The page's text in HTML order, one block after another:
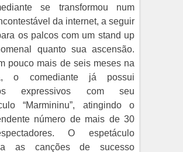
se transformou num
da internet, a seguir
os palcos com um stand up
quanto sua ascensão.
pouco mais de seis meses na
o comediante já possui
expressivos com seu
“Marmininu”, atingindo o
número de mais de 30
O espetáculo
as canções de sucesso